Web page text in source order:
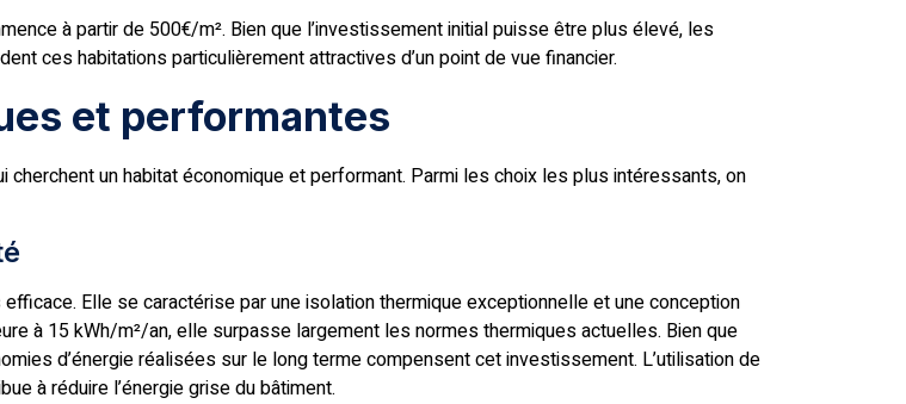
à partir de 500€/m². Bien que l’investissement initial puisse être plus élevé, les
ces habitations particulièrement attractives d’un point de vue financier.
et performantes
un habitat économique et performant. Parmi les choix les plus intéressants, on
Elle se caractérise par une isolation thermique exceptionnelle et une conception
à 15 kWh/m²/an, elle surpasse largement les normes thermiques actuelles. Bien que
d’énergie réalisées sur le long terme compensent cet investissement. L’utilisation de
à réduire l’énergie grise du bâtiment.